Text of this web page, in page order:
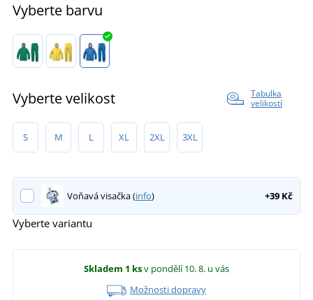
Vyberte barvu
Vyberte velikost
Tabulka
velikostí
S M L XL 2XL 3XL
Voňavá visačka (info) +39 Kč
Vyberte variantu
Skladem 1 ksv pondělí 10. 8. u vás
Možnosti dopravy